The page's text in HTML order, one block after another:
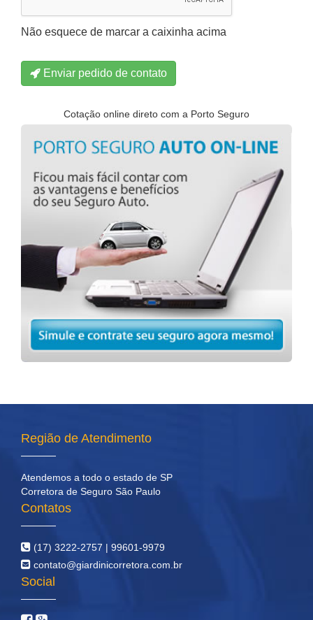
Não esquece de marcar a caixinha acima
Enviar pedido de contato
Cotação online direto com a Porto Seguro
Região de Atendimento
Atendemos a todo o estado de SP
Corretora de Seguro São Paulo
Contatos
(17) 3222-2757 | 99601-9979
contato@giardinicorretora.com.br
Social